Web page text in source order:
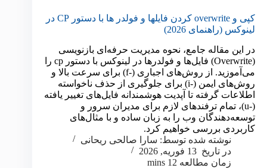
کپی و overwrite کردن فایلها و فولدر ها با دستور CP در
لینوکس (راهنمای 2026)
در این مقاله جامع، نحوه مدیریت حرفه‌ای بازنویسی
(Overwrite) فایل‌ها و فولدرها در لینوکس با دستور cp را
می‌آموزید. از روش‌های اجباری (-f) برای سرعت بالا و
روش‌های ایمن (-i) برای جلوگیری از حذف ناخواسته
اطلاعات گرفته تا آپدیت هوشمندانه فایل‌های تغییر یافته
(-u)، تمام ترفندهای لازم برای مدیران سرور و
توسعه‌دهندگان وب را به زبان ساده و با مثال‌های
کاربردی بررسی خواهیم کرد.
نوشته شده توسط: سارا صالحی ریحانی
در تاریخ 13 فوریه, 2026
زمان مطالعه 12 mins